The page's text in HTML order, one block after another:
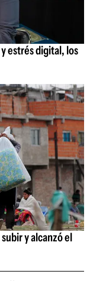
estrés digital, los
y alcanzó el